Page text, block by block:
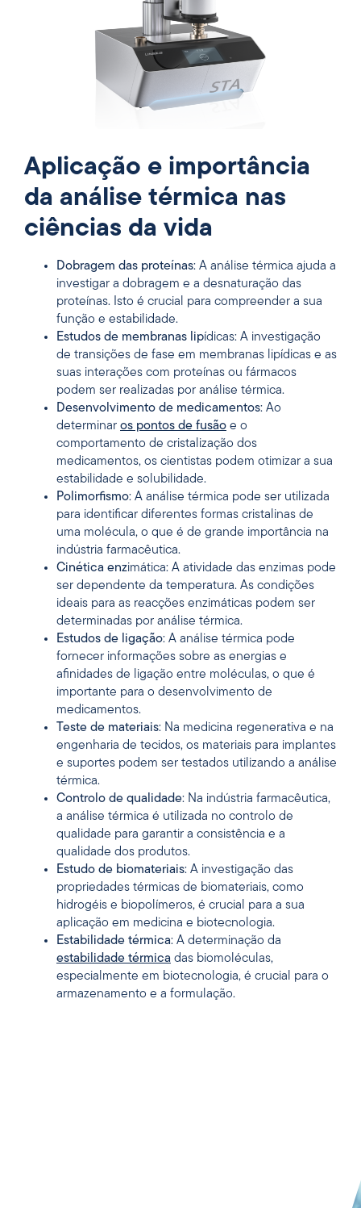
Aplicação e importância
da análise térmica nas
ciências da vida
Dobragem das proteínas: A análise térmica ajuda a
investigar a dobragem e a desnaturação das
proteínas. Isto é crucial para compreender a sua
função e estabilidade.
Estudos de membranas lipídicas: A investigação
de transições de fase em membranas lipídicas e as
suas interações com proteínas ou fármacos
podem ser realizadas por análise térmica.
Desenvolvimento de medicamentos: Ao
determinar os pontos de fusão e o
comportamento de cristalização dos
medicamentos, os cientistas podem otimizar a sua
estabilidade e solubilidade.
Polimorfismo: A análise térmica pode ser utilizada
para identificar diferentes formas cristalinas de
uma molécula, o que é de grande importância na
indústria farmacêutica.
Cinética enzimática: A atividade das enzimas pode
ser dependente da temperatura. As condições
ideais para as reacções enzimáticas podem ser
determinadas por análise térmica.
Estudos de ligação: A análise térmica pode
fornecer informações sobre as energias e
afinidades de ligação entre moléculas, o que é
importante para o desenvolvimento de
medicamentos.
Teste de materiais: Na medicina regenerativa e na
engenharia de tecidos, os materiais para implantes
e suportes podem ser testados utilizando a análise
térmica.
Controlo de qualidade: Na indústria farmacêutica,
a análise térmica é utilizada no controlo de
qualidade para garantir a consistência e a
qualidade dos produtos.
Estudo de biomateriais: A investigação das
propriedades térmicas de biomateriais, como
hidrogéis e biopolímeros, é crucial para a sua
aplicação em medicina e biotecnologia.
Estabilidade térmica: A determinação da
estabilidade térmica das biomoléculas,
especialmente em biotecnologia, é crucial para o
armazenamento e a formulação.